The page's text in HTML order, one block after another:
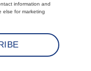
information and
else for marketing